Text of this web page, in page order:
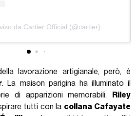
da Cartier Official (@cartier)
lavorazione artigianale, però, è
. La maison parigina ha illuminato il
di apparizioni memorabili.
Riley
tutti con la collana Cafayate